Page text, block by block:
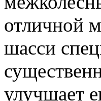
отличной
шасси
улучшает